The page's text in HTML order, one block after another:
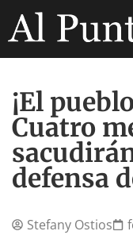
¡El
Cuatro
defensa
Stefany Ostios